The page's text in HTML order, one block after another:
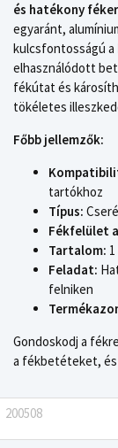
és hatékony
egyaránt,
kulcsfontosságú a
elhasználódott
fékútat és
tökéletes
Főbb jellemzők:
tartókhoz
Típus:
Fékfelület
Tartalom:
Feladat:
felniken
Gondoskodj a
a fékbetéteket, és
200508